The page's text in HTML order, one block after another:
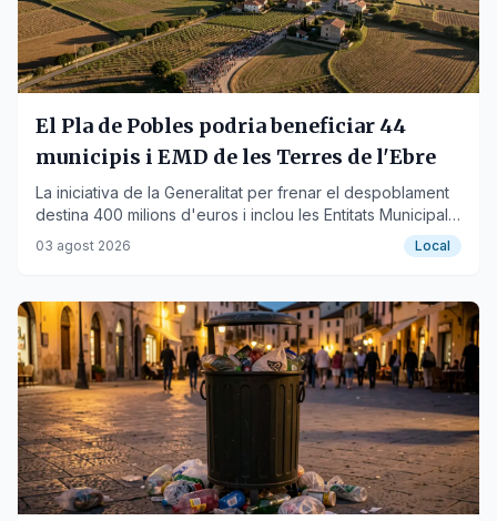
El Pla de Pobles podria beneficiar 44
municipis i EMD de les Terres de l'Ebre
La iniciativa de la Generalitat per frenar el despoblament
destina 400 milions d'euros i inclou les Entitats Municipals
Descentralitzades.
03 agost 2026 Local